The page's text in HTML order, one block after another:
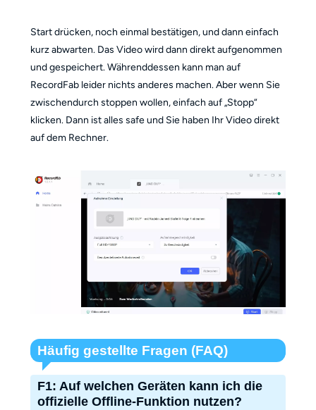
Start drücken, noch einmal bestätigen, und dann einfach
kurz abwarten. Das Video wird dann direkt aufgenommen
und gespeichert. Währenddessen kann man auf
RecordFab leider nichts anderes machen. Aber wenn Sie
zwischendurch stoppen wollen, einfach auf „Stopp“
klicken. Dann ist alles safe und Sie haben Ihr Video direkt
auf dem Rechner.
Häufig gestellte Fragen (FAQ)
F1: Auf welchen Geräten kann ich die
offizielle Offline-Funktion nutzen?